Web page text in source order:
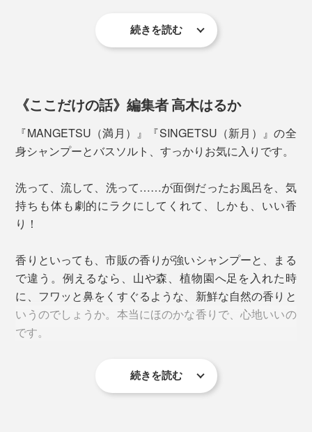
監修によるもの。
高橋氏は、東京・吉祥寺で20年以上続いている老舗のア
ロマテラピースクール セリストの校長で、公益社団法
人 日本アロマ環境協会を設立した、アロマの先駆者で
高橋氏によると、『MANGETSU（満月）』は、心身を
使い方はカンタン、まさに全身丸洗い。
『MANGETSU（満月）』または『SINGETSU（新
月）』のどちらかを、手のひらに出して、水を含ませて
から泡立ててください。
見た目は透明、目立った香りもない、ごく普通のシャン
プーですが、あっという間にキメ細かい、モチモチ泡の
できあがり。
世界最高峰で採掘されるミネラル豊富な岩塩は、インド
『MANGETSU（満月）』はピンクソルトを、
『SINGETSU（新月）』はクリスタルソルトを。
どちらも、ナトリウム・カルシウム・鉄・リン・マグネ
シウム・カリウム・亜鉛・ケイ素・イオウといった、10
続きを読む
《ここだけの話》編集者 高木はるか
『MANGETSU（満月）』『SINGETSU（新月）』の全
身シャンプーとバスソルト、すっかりお気に入りです。
洗って、流して、洗って……が面倒だったお風呂を、気
持ちも体も劇的にラクにしてくれて、しかも、いい香
り！
香りといっても、市販の香りが強いシャンプーと、まる
で違う。例えるなら、山や森、植物園へ足を入れた時
に、フワッと鼻をくすぐるような、新鮮な自然の香りと
いうのでしょうか。本当にほのかな香りで、心地いいの
です。
『MANGETSU（満月）』はやや甘めの香り、
続きを読む